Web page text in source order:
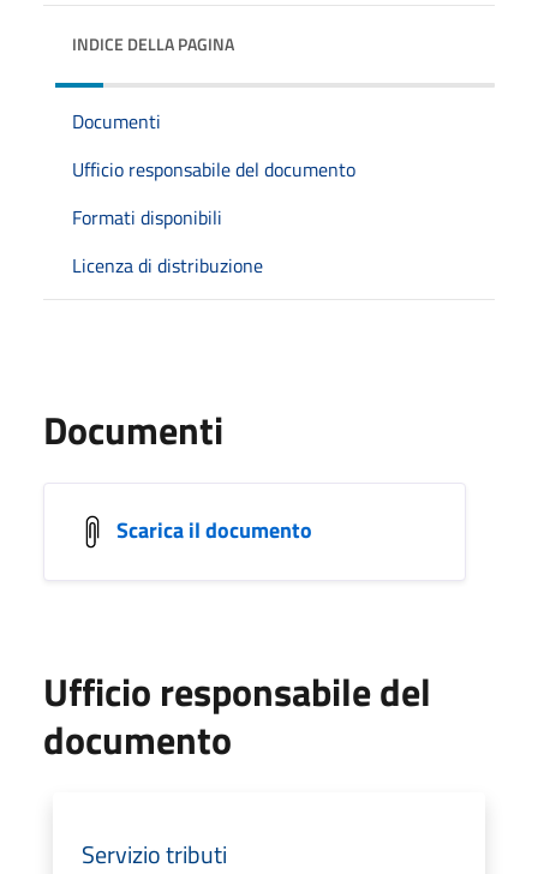
INDICE DELLA PAGINA
Documenti
Ufficio responsabile del documento
Formati disponibili
Licenza di distribuzione
Documenti
Scarica il documento
Ufficio responsabile del
documento
Servizio tributi